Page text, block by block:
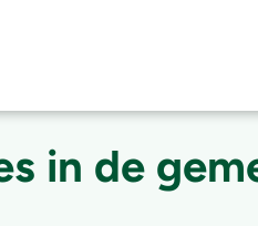
in de